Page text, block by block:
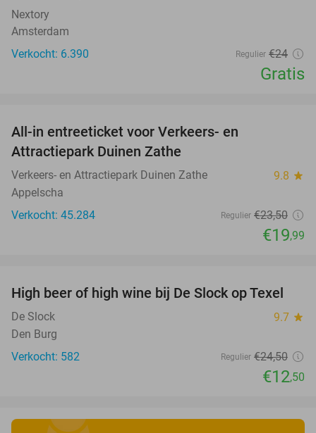
Nextory
Amsterdam
Verkocht: 6.390
Regulier €24
Gratis
All-in entreeticket voor Verkeers- en
Attractiepark Duinen Zathe
Verkeers- en Attractiepark Duinen Zathe 9.8 star
Appelscha
Verkocht: 45.284
Regulier €23,50
€19,99
49%
High beer of high wine bij De Slock op Texel
De Slock 9.7 star
Den Burg
Verkocht: 582
Regulier €24,50
€12,50